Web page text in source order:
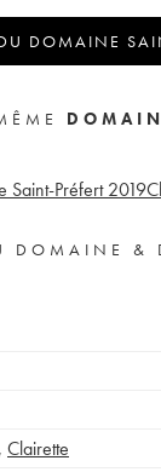
DOMAINE
Saint-Préfert 2019
DOMAINE &
, Clairette